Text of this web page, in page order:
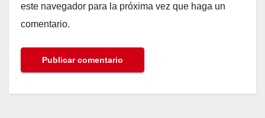
este navegador para la próxima vez que haga un
comentario.